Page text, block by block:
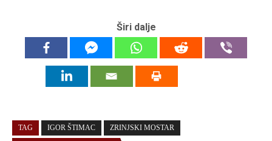
Širi dalje
TAG IGOR ŠTIMAC ZRINJSKI MOSTAR